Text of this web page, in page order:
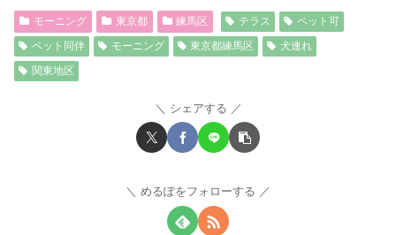
モーニング 東京都 練馬区 テラス
ペット可
ペット同伴
モーニング 東京都練馬区
犬連れ
関東地区
シェアする
めるぽをフォローする